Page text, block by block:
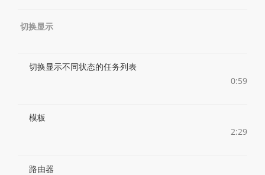
切换显示
切换显示不同状态的任务列表
0:59
模板
2:29
路由器